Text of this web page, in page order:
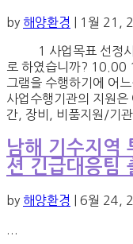
by 해양환경 1월 21,
1 사업목표 선정시
로 하였습니까? 10.00
그램을 수행하기에 어
사업수행기관의 지원
간, 장비, 비품지원/기
남해 기수지역
션 긴급대응팀
by 해양환경 6월 24,